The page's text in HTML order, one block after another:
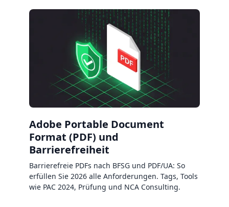
Adobe Portable Document
Format (PDF) und
Barrierefreiheit
Barrierefreie PDFs nach BFSG und PDF/UA: So
erfüllen Sie 2026 alle Anforderungen. Tags, Tools
wie PAC 2024, Prüfung und NCA Consulting.